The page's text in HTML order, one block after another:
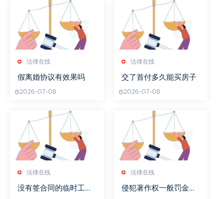
法律在线
假离婚协议有效果吗
2026-07-08
法律在线
交了首付多久能买房子
2026-07-08
法律在线
没有签合同的临时工提
法律在线
侵犯著作权一般罚金多